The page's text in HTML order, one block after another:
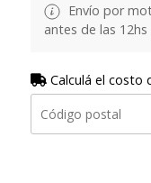
Envío por
antes de las 12hs
Calculá el costo